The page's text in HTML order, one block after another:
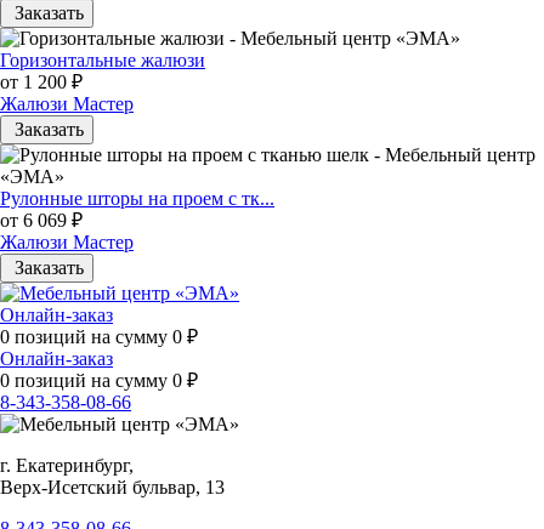
Заказать
Горизонтальные жалюзи
от 1 200 ₽
Жалюзи Мастер
Заказать
Рулонные шторы на проем с тк...
от 6 069 ₽
Жалюзи Мастер
Заказать
Онлайн-заказ
0 позиций на сумму 0 ₽
Онлайн-заказ
0 позиций на сумму 0 ₽
8-343-358-08-66
г. Екатеринбург,
Верх-Исетский бульвар, 13